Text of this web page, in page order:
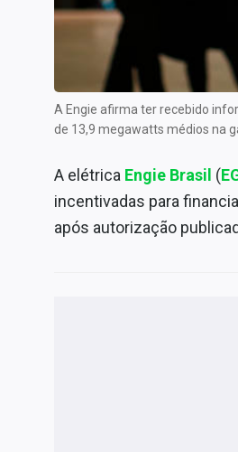
Tecnologia
Conteúdo de Marca
Expediente
A Engie afirma ter recebido
de 13,9 megawatts médios na
A elétrica Engie Brasil (
incentivadas para
após autorização